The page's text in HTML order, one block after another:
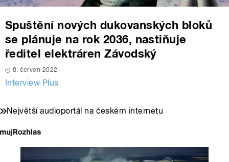
Spuštění nových dukovanských bloků
se plánuje na rok 2036, nastiňuje
ředitel elektráren Závodský
8. červen 2022
Interview Plus
Největší audioportál na českém internetu